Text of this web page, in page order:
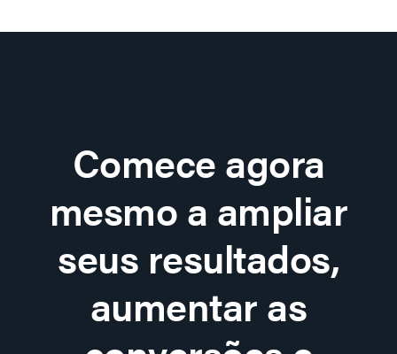
Comece agora
mesmo a ampliar
seus resultados,
aumentar as